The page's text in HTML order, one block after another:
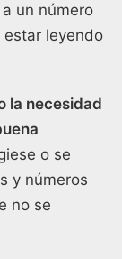
un número
estar leyendo
la necesidad
o se
y números
no se